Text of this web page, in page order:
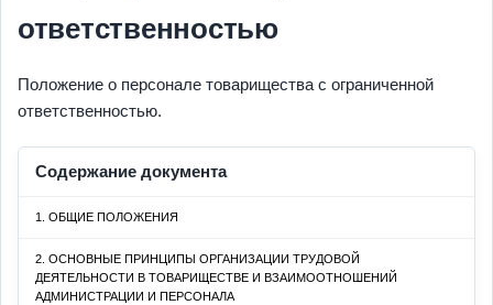
ответственностью
Положение о персонале товарищества с ограниченной
ответственностью.
Содержание документа
1. ОБЩИЕ ПОЛОЖЕНИЯ
2. ОСНОВНЫЕ ПРИНЦИПЫ ОРГАНИЗАЦИИ ТРУДОВОЙ
ДЕЯТЕЛЬНОСТИ В ТОВАРИЩЕСТВЕ И ВЗАИМООТНОШЕНИЙ
АДМИНИСТРАЦИИ И ПЕРСОНАЛА